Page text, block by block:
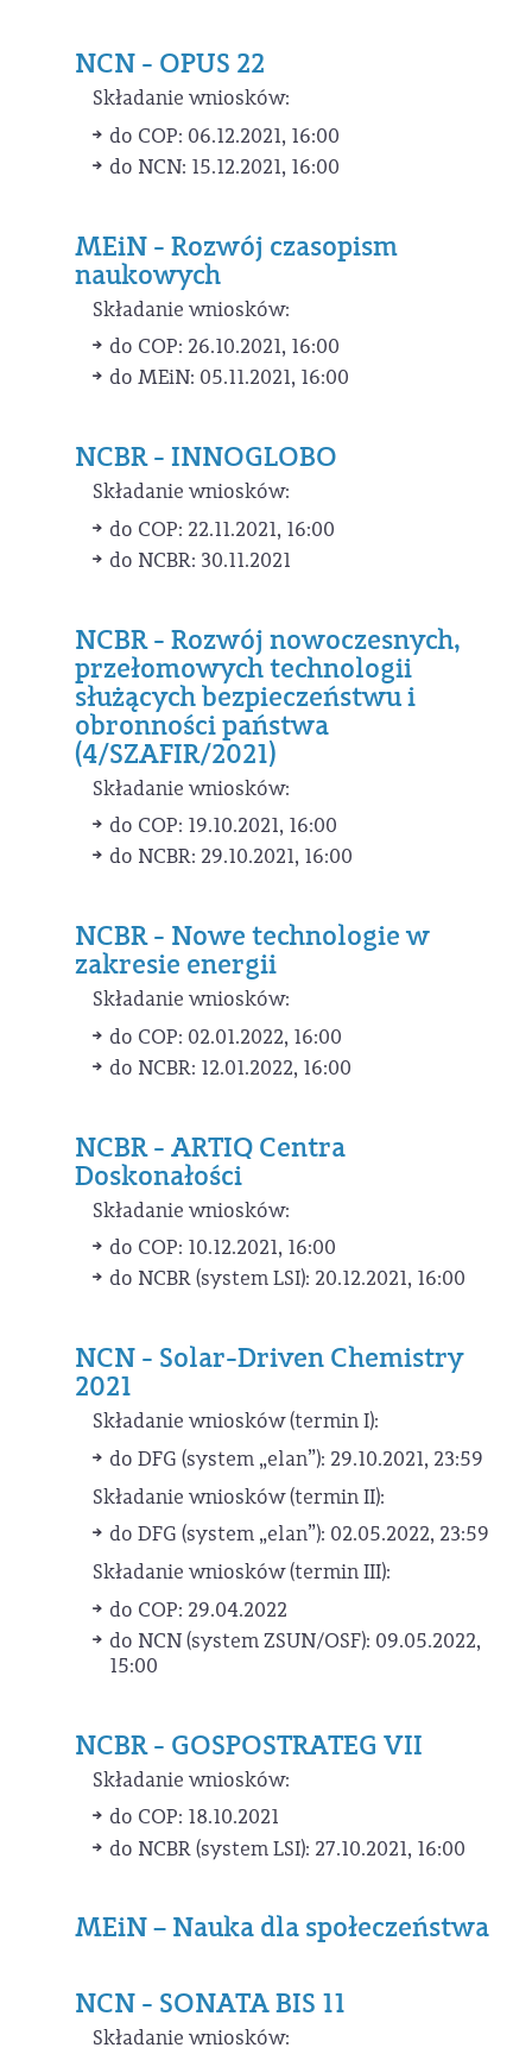
NCN - OPUS 22
Składanie wniosków:
do COP: 06.12.2021, 16:00
do NCN: 15.12.2021, 16:00
MEiN - Rozwój czasopism
naukowych
Składanie wniosków:
do COP: 26.10.2021, 16:00
do MEiN: 05.11.2021, 16:00
NCBR - INNOGLOBO
Składanie wniosków:
do COP: 22.11.2021, 16:00
do NCBR: 30.11.2021
NCBR - Rozwój nowoczesnych,
przełomowych technologii
służących bezpieczeństwu i
obronności państwa
(4/SZAFIR/2021)
Składanie wniosków:
do COP: 19.10.2021, 16:00
do NCBR: 29.10.2021, 16:00
NCBR - Nowe technologie w
zakresie energii
Składanie wniosków:
do COP: 02.01.2022, 16:00
do NCBR: 12.01.2022, 16:00
NCBR - ARTIQ Centra
Doskonałości
Składanie wniosków:
do COP: 10.12.2021, 16:00
do NCBR (system LSI): 20.12.2021, 16:00
NCN - Solar-Driven Chemistry
2021
Składanie wniosków (termin I):
do DFG (system „elan”): 29.10.2021, 23:59
Składanie wniosków (termin II):
do DFG (system „elan”): 02.05.2022, 23:59
Składanie wniosków (termin III):
do COP: 29.04.2022
do NCN (system ZSUN/OSF): 09.05.2022,
15:00
NCBR - GOSPOSTRATEG VII
Składanie wniosków:
do COP: 18.10.2021
do NCBR (system LSI): 27.10.2021, 16:00
MEiN – Nauka dla społeczeństwa
NCN - SONATA BIS 11
Składanie wniosków: